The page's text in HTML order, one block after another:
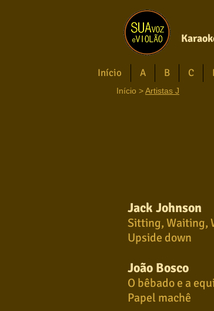
Início A B C
Início >Artistas J
Jack Johnson
Sitting, Waiting,
Upside down
João Bosco
O bêbado e a
Papel machê